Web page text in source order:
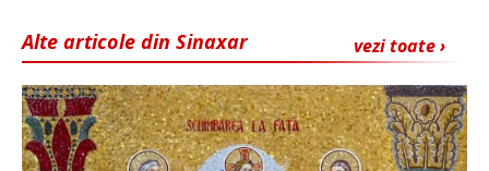
vezi toate ›
Alte articole din Sinaxar